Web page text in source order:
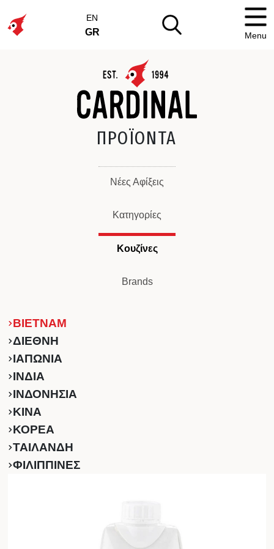
EN
GR Menu
ΠΡΟΪΟΝΤΑ
Νέες Αφίξεις
Κατηγορίες
Κουζίνες
Brands
ΒΙΕΤΝΑΜ
ΔΙΕΘΝΗ
ΙΑΠΩΝΙΑ
ΙΝΔΙΑ
ΙΝΔΟΝΗΣΙΑ
ΚINA
ΚΟΡΕΑ
ΤΑΙΛΑΝΔΗ
ΦΙΛΙΠΠΙΝΕΣ